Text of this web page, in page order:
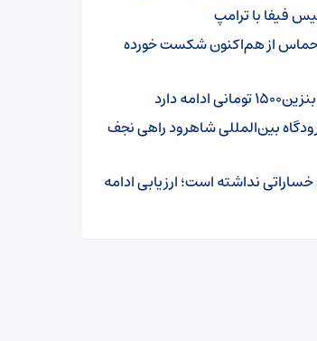
فیفا با ترامپ
از هم‌اکنون شکست خورده
بین‌المللی شاهرود راهی نجف
نداشته است؛ ارزیابی ادامه